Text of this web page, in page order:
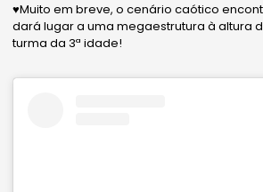
♥️Muito em breve, o cenário caótico
dará lugar a uma megaestrutura à altura
turma da 3ª idade!